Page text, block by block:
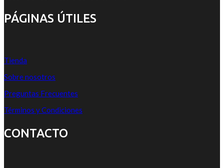
PÁGINAS ÚTILES
Tienda
Sobre nosotros
Preguntas Frecuentes
Términos y Condiciones
CONTACTO